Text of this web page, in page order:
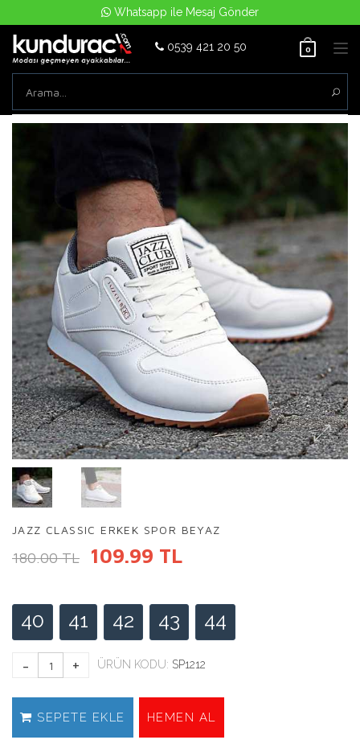
Whatsapp ile Mesaj Gönder
0539 421 20 50 0
JAZZ CLASSIC ERKEK SPOR BEYAZ
180.00 TL 109.99 TL
40 41 42 43 44
ÜRÜN KODU: SP1212
SEPETE EKLE HEMEN AL